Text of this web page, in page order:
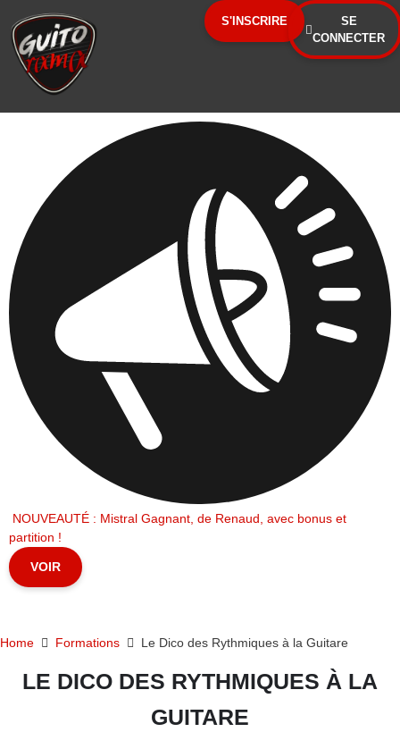
S'INSCRIRE
SE
CONNECTER
NOUVEAUTÉ : Mistral Gagnant, de Renaud, avec bonus et
partition !
VOIR
Home Formations Le Dico des Rythmiques à la Guitare
LE DICO DES RYTHMIQUES À LA
GUITARE